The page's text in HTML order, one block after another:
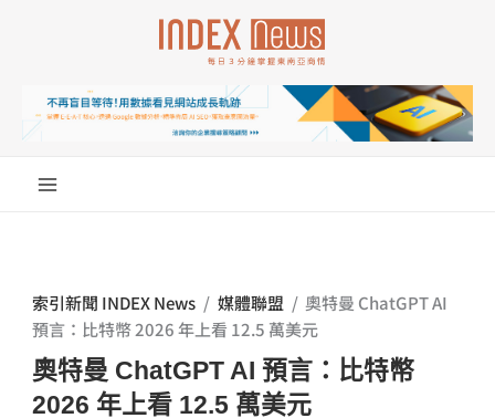
索引新聞 INDEX News / 媒體聯盟 / 奧特曼 ChatGPT AI
預言：比特幣 2026 年上看 12.5 萬美元
奧特曼 ChatGPT AI 預言：比特幣
2026 年上看 12.5 萬美元